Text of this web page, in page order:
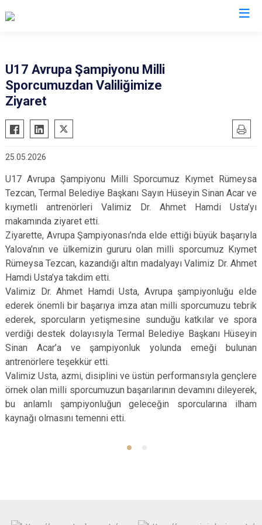
U17 Avrupa Şampiyonu Milli
Sporcumuzdan Valiliğimize
Ziyaret
25.05.2026
U17 Avrupa Şampiyonu Milli Sporcumuz Kıymet Rümeysa
Tezcan, Termal Belediye Başkanı Sayın Hüseyin Sinan Acar ve
kıymetli antrenörleri Valimiz Dr. Ahmet Hamdi Usta’yı
makamında ziyaret etti.
Ziyarette, Avrupa Şampiyonası’nda elde ettiği büyük başarıyla
Yalova’nın ve ülkemizin gururu olan milli sporcumuz Kıymet
Rümeysa Tezcan, kazandığı altın madalyayı Valimiz Dr. Ahmet
Hamdi Usta’ya takdim etti.
Valimiz Dr. Ahmet Hamdi Usta, Avrupa şampiyonluğu elde
ederek önemli bir başarıya imza atan milli sporcumuzu tebrik
ederek, sporcuların yetişmesine sunduğu katkılar ve spora
verdiği destek dolayısıyla Termal Belediye Başkanı Hüseyin
Sinan Acar’a ve şampiyonluk yolunda emeği bulunan
antrenörlere teşekkür etti.
Valimiz Usta, azmi, disiplini ve üstün performansıyla gençlere
örnek olan milli sporcumuzun başarılarının devamını dileyerek,
bu anlamlı şampiyonluğun geleceğin sporcularına ilham
kaynağı olmasını temenni etti.